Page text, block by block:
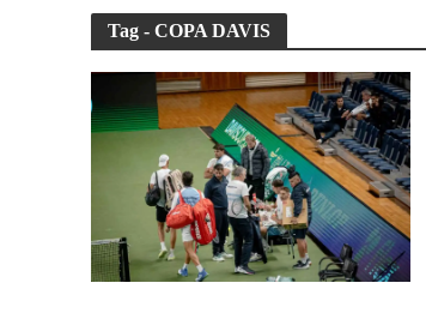
Tag - COPA DAVIS